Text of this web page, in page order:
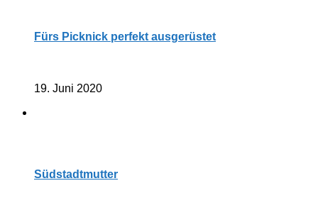
Fürs Picknick perfekt ausgerüstet
19. Juni 2020
Südstadtmutter